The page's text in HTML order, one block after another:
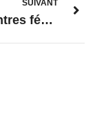
SUIVANT
Rencontres fédérales 2024 de la FFME : « Mobiliser les publics éloignés des élections européennes »